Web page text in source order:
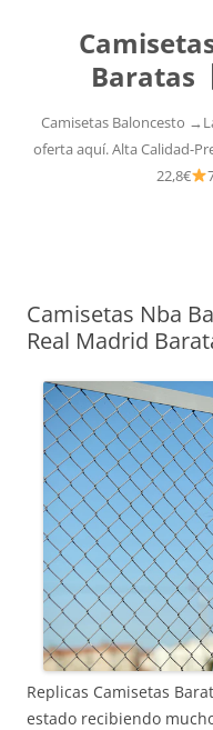
Baratas
Camisetas Baloncesto
oferta aquí. Alta Calidad-
22,8€
Camisetas Nba
Real Madrid
Replicas Camisetas
estado recibiendo